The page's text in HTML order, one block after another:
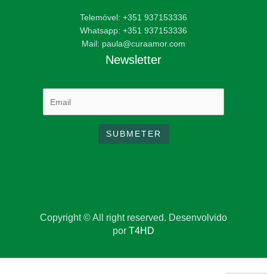
Telemóvel: +351 937153336
Whatsapp: +351 937153336
Mail: paula@curaamor.com
Newsletter
Copyright © All right reserved. Desenvolvido
por T4HD